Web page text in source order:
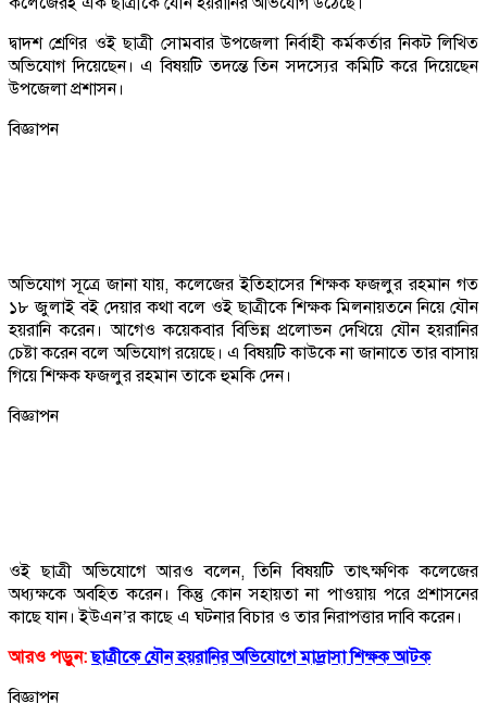
দ্বাদশ শ্রেণির ওই ছাত্রী সোমবার উপজেলা নির্বাহী কর্মকর্তার নিকট লিখিত
অভিযোগ দিয়েছেন। এ বিষয়টি তদন্তে তিন সদস্যের কমিটি করে দিয়েছেন
উপজেলা প্রশাসন।
বিজ্ঞাপন
অভিযোগ সূত্রে জানা যায়, কলেজের ইতিহাসের শিক্ষক ফজলুর রহমান গত
১৮ জুলাই বই দেয়ার কথা বলে ওই ছাত্রীকে শিক্ষক মিলনায়তনে নিয়ে যৌন
হয়রানি করেন। আগেও কয়েকবার বিভিন্ন প্রলোভন দেখিয়ে যৌন হয়রানির
চেষ্টা করেন বলে অভিযোগ রয়েছে। এ বিষয়টি কাউকে না জানাতে তার বাসায়
গিয়ে শিক্ষক ফজলুর রহমান তাকে হুমকি দেন।
বিজ্ঞাপন
ওই ছাত্রী অভিযোগে আরও বলেন, তিনি বিষয়টি তাৎক্ষণিক কলেজের
অধ্যক্ষকে অবহিত করেন। কিন্তু কোন সহায়তা না পাওয়ায় পরে প্রশাসনের
কাছে যান। ইউএন’র কাছে এ ঘটনার বিচার ও তার নিরাপত্তার দাবি করেন।
আরও পড়ুন:ছাত্রীকে যৌন হয়রানির অভিযোগে মাদ্রাসা শিক্ষক আটক
বিজ্ঞাপন